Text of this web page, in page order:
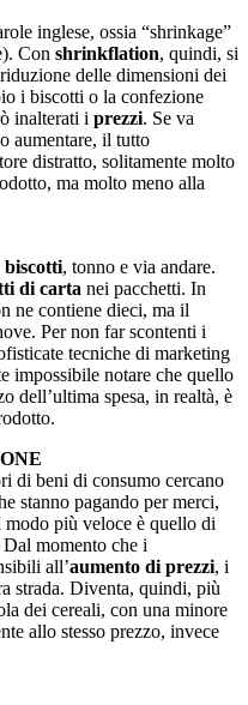
inglese, ossia “shrinkage”
Con shrinkflation, quindi, si
delle dimensioni dei
i biscotti o la confezione
inalterati i prezzi. Se va
aumentare, il tutto
distratto, solitamente molto
ma molto meno alla
biscotti, tonno e via andare.
di carta nei pacchetti. In
ne contiene dieci, ma il
Per non far scontenti i
tecniche di marketing
impossibile notare che quello
dell’ultima spesa, in realtà, è
di beni di consumo cercano
stanno pagando per merci,
modo più veloce è quello di
momento che i
all’aumento di prezzi, i
strada. Diventa, quindi, più
dei cereali, con una minore
allo stesso prezzo, invece